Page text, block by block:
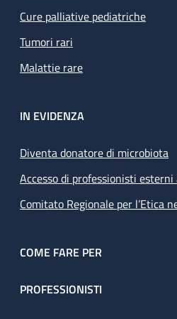
Cure palliative pediatriche
Tumori rari
Malattie rare
IN EVIDENZA
Diventa donatore di microbiota
Accesso di professionisti
Comitato Regionale per l’Etica
COME FARE PER
PROFESSIONISTI